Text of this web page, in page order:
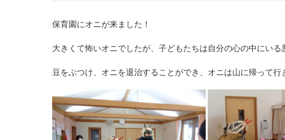
保育園にオニが来ました！
大きくて怖いオニでしたが、子どもたちは自分の心の中にいる
豆をぶつけ、オニを退治することができ、オニは山に帰って行